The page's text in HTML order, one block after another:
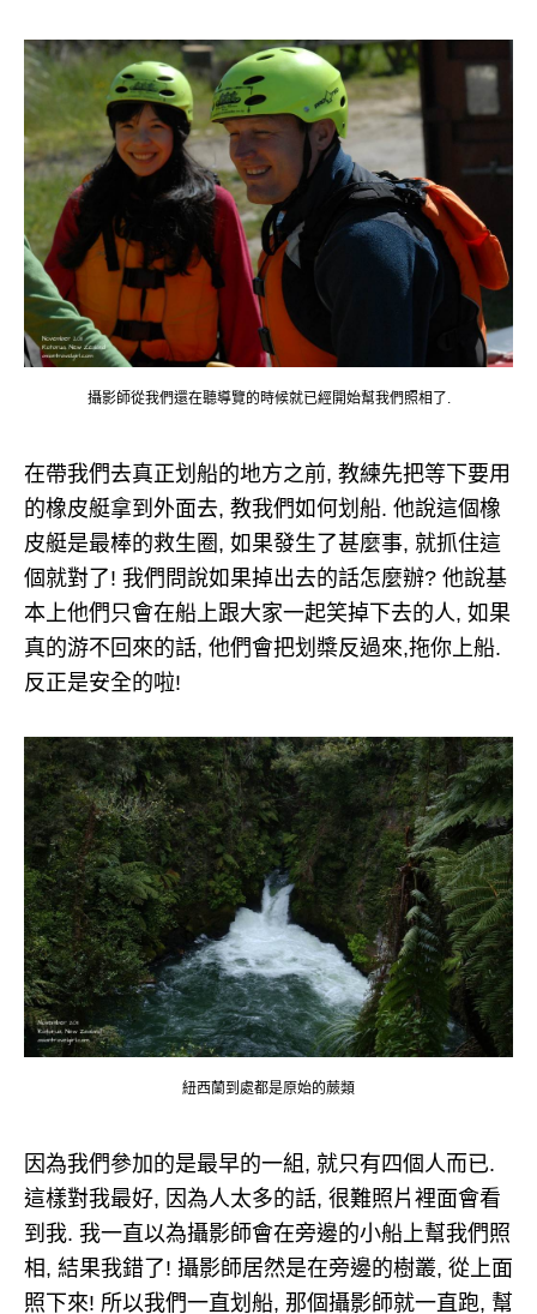
攝影師從我們還在聽導覽的時候就已經開始幫我們照相了.
在帶我們去真正划船的地方之前, 教練先把等下要用
的橡皮艇拿到外面去, 教我們如何划船. 他說這個橡
皮艇是最棒的救生圈, 如果發生了甚麼事, 就抓住這
個就對了! 我們問說如果掉出去的話怎麼辦? 他說基
本上他們只會在船上跟大家一起笑掉下去的人, 如果
真的游不回來的話, 他們會把划槳反過來,拖你上船.
反正是安全的啦!
紐西蘭到處都是原始的蕨類
因為我們參加的是最早的一組, 就只有四個人而已.
這樣對我最好, 因為人太多的話, 很難照片裡面會看
到我. 我一直以為攝影師會在旁邊的小船上幫我們照
相, 結果我錯了! 攝影師居然是在旁邊的樹叢, 從上面
照下來! 所以我們一直划船, 那個攝影師就一直跑, 幫